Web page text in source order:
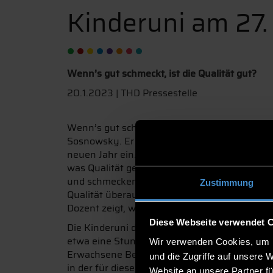
Zustimmung
Diese Webseite verwendet
Wir verwenden Cookies,
und die Zugriffe auf unsere
Website an unsere Partner
Kinderuni am
Wenn’s gut schmeckt, ist die Qualität gut?
20.1.2023 | THD Pressestelle
Wenn’s gut schmeckt, ist die Qualität gut?
Sosnowsky. Er lädt alle neugierigen Kinder
neuen Jahr ein. Am Freitag, 27. Januar um
was Qualität genau ist. Am Beispiel von
und schmecken, erklärt Sosnowsky, wie
Qualität überaus wichtig für Firmen, wenn
Dozent zeigt, was nötig ist, um gute
Die Kinderuni der THD wird vom MINT-
etwa eine Stunde. Eine Anmeldung ist nicht
Erwachsene Begleitpersonen sind herzlich
in der für diesen Zeitraum geöffneten